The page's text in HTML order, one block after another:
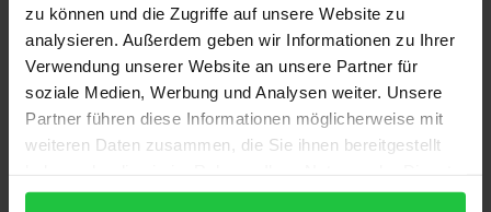
zu können und die Zugriffe auf unsere Website zu
analysieren. Außerdem geben wir Informationen zu Ihrer
Verwendung unserer Website an unsere Partner für
soziale Medien, Werbung und Analysen weiter. Unsere
Partner führen diese Informationen möglicherweise mit
weiteren Daten zusammen, die Sie ihnen bereitgestellt
gesammelt haben.
Available
Prices include VAT. Depending on the delivery address, VAT
may vary at checkout.